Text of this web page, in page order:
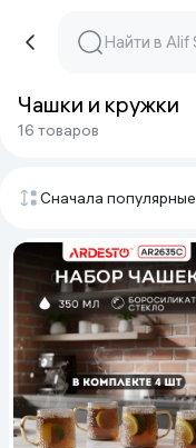
Чашки и кружки
16 товаров
Сначала популярные